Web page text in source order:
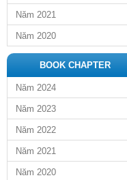
Năm 2021
Năm 2020
BOOK CHAPTER
Năm 2024
Năm 2023
Năm 2022
Năm 2021
Năm 2020